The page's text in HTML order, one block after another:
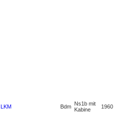
LKM Bdm Ns1b mit
Kabine
1960